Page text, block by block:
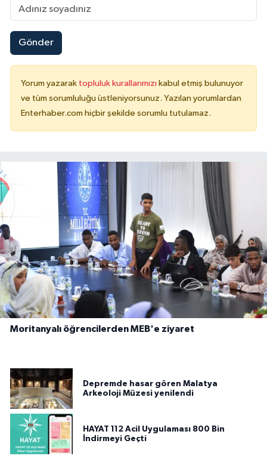
Gönder
Yorum yazarak topluluk kurallarımızı kabul etmiş bulunuyor
ve tüm sorumluluğu üstleniyorsunuz. Yazılan yorumlardan
Enterhaber.com hiçbir şekilde sorumlu tutulamaz.
Moritanyalı öğrencilerden MEB'e ziyaret
Depremde hasar gören Malatya
Arkeoloji Müzesi yenilendi
HAYAT 112 Acil Uygulaması 800 Bin
İndirmeyi Geçti